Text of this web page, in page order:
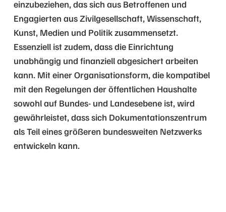
einzubeziehen, das sich aus Betroffenen und
Engagierten aus Zivilgesellschaft, Wissenschaft,
Kunst, Medien und Politik zusammensetzt.
Essenziell ist zudem, dass die Einrichtung
unabhängig und finanziell abgesichert arbeiten
kann. Mit einer Organisationsform, die kompatibel
mit den Regelungen der öffentlichen Haushalte
sowohl auf Bundes- und Landesebene ist, wird
gewährleistet, dass sich Dokumentationszentrum
als Teil eines größeren bundesweiten Netzwerks
entwickeln kann.